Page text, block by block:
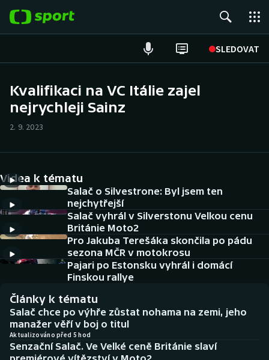
SLEDOVAT
ME v plavání
Tenis
DALŠÍ SPORTY
Americký fotbal
Baseball a softbal
Basketbal
NEPŘEHLÉDNĚTE
Historické návraty
Aplikace ČT sport
Kvalifikaci na VC Itálie zajel
nejrychleji Sainz
2. 9. 2023
Videa k tématu
Salač o Silvestrone: Byl jsem ten
nejchytřejší
Salač vyhrál v Silverstonu Velkou cenu
Británie Moto2
Pro Jakuba Terešáka skončila po pádu
sezona MČR v motokrosu
Pajari po Estonsku vyhrál i domácí
Finskou rallye
Články k tématu
Salač chce po výhře zůstat nohama na zemi, jeho
manažer věří v boj o titul
Aktualizováno před 5 hod
Senzační Salač. Ve Velké ceně Británie slaví